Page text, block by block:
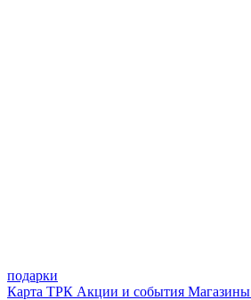
подарки
Карта ТРК Акции и события Магазины